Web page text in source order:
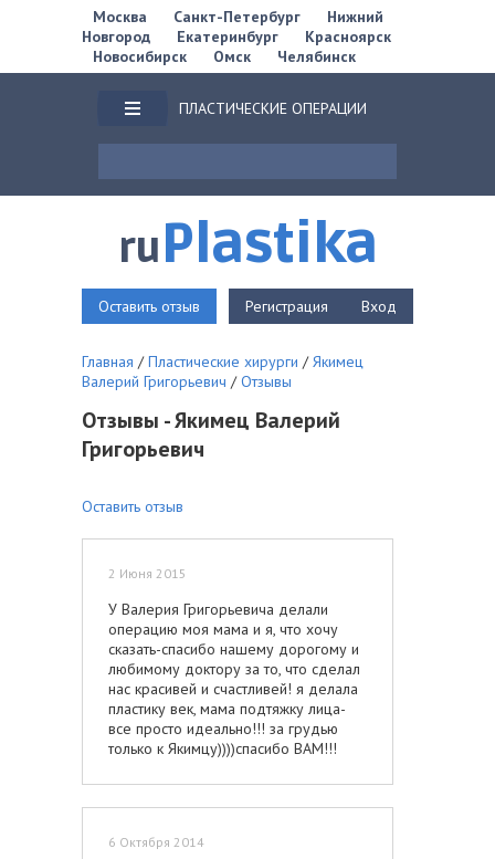
Москва Санкт-Петербург
Нижний
Новгород
Екатеринбург
Красноярск
Новосибирск
Омск Челябинск
ПЛАСТИЧЕСКИЕ ОПЕРАЦИИ
ruPlastika
Оставить отзыв Регистрация Вход
Главная / Пластические хирурги / Якимец
Валерий Григорьевич / Отзывы
Отзывы - Якимец Валерий
Григорьевич
Оставить отзыв
2 Июня 2015
У Валерия Григорьевича делали
операцию моя мама и я, что хочу
сказать-спасибо нашему дорогому и
любимому доктору за то, что сделал
нас красивей и счастливей! я делала
пластику век, мама подтяжку лица-
все просто идеально!!! за грудью
только к Якимцу))))спасибо ВАМ!!!
6 Октября 2014